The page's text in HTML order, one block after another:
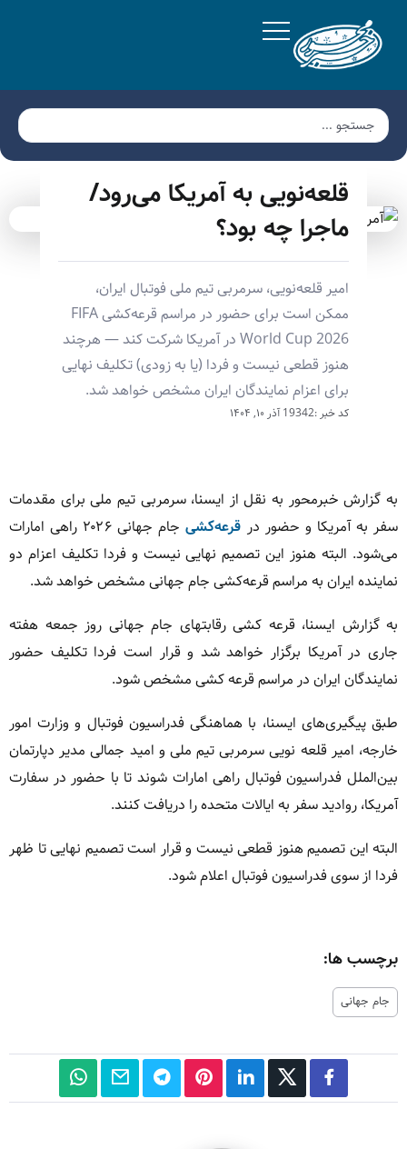
قلعه‌نویی به آمریکا می‌رود/
ماجرا چه بود؟
امیر قلعه‌نویی، سرمربی تیم ملی فوتبال ایران،
ممکن است برای حضور در مراسم قرعه‌کشی FIFA
World Cup 2026 در آمریکا شرکت کند — هرچند
هنوز قطعی نیست و فردا (یا به زودی) تکلیف نهایی
برای اعزام نمایندگان ایران مشخص خواهد شد.
کد خبر :19342 آذر ۱۰, ۱۴۰۴
به گزارش خبرمحور به نقل از ایسنا، سرمربی تیم ملی برای مقدمات
سفر به آمریکا و حضور در قرعه‌کشی
جام جهانی ۲۰۲۶ راهی امارات
می‌شود. البته هنوز این تصمیم نهایی نیست و فردا تکلیف اعزام دو
نماینده ایران به مراسم قرعه‌کشی جام جهانی مشخص خواهد شد.
به گزارش ایسنا، قرعه کشی رقابتهای جام جهانی روز جمعه هفته
جاری در آمریکا برگزار خواهد شد و قرار است فردا تکلیف حضور
نمایندگان ایران در مراسم قرعه کشی مشخص شود.
طبق پیگیری‌های ایسنا، با هماهنگی فدراسیون فوتبال و وزارت امور
خارجه، امیر قلعه نویی سرمربی تیم ملی و امید جمالی مدیر دپارتمان
بین‌الملل فدراسیون فوتبال راهی امارات شوند تا با حضور در سفارت
آمریکا، روادید سفر به ایالات متحده را دریافت کنند.
البته این تصمیم هنوز قطعی نیست و قرار است تصمیم نهایی تا ظهر
فردا از سوی فدراسیون فوتبال اعلام شود.
برچسب ها:
جام جهانی